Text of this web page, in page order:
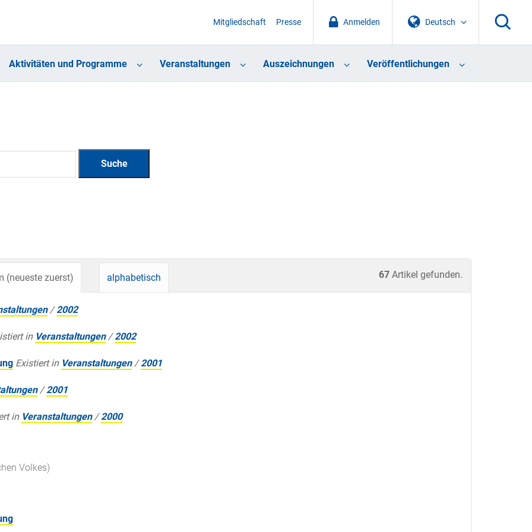
Deutsch
Anmelden
Mitgliedschaft Presse
Aktivitäten und Programme Veranstaltungen Auszeichnungen Veröffentlichungen
67 Artikel gefunden.
(neueste zuerst) alphabetisch
/2002
in Veranstaltungen /2002
Existiert in Veranstaltungen /2001
/2001
in Veranstaltungen /2000
Volkes)